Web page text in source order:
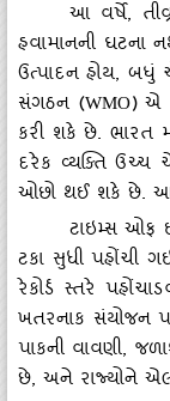
આ વર્ષે,
હવામાનની ઘટના
ઉત્‍પાદન હોય, બધું
સંગઠન (WMO) એ
કરી શકે છે. ભારત
દરેક વ્‍યક્‍તિ ઉચ્‍ચ
ઓછો થઈ શકે છે.
ટાઇમ્‍સ ઓફ
ટકા સુધી પહોંચી
રેકોર્ડ સ્‍તરે
ખતરનાક સંયોજન
પાકની વાવણી,
છે, અને રાજ્‍યોને